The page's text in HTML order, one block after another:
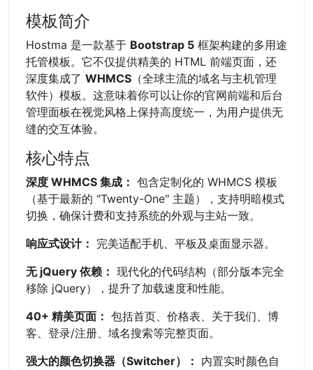
模板简介
Hostma 是一款基于 Bootstrap 5 框架构建的多用途
托管模板。它不仅提供精美的 HTML 前端页面，还
深度集成了 WHMCS （全球主流的域名与主机管理
软件）模板。这意味着你可以让你的官网前端和后台
管理面板在视觉风格上保持高度统一，为用户提供无
缝的交互体验。
核心特点
深度 WHMCS 集成： 包含定制化的 WHMCS 模板
（基于最新的 "Twenty-One" 主题），支持明暗模式
切换，确保计费和支持系统的外观与主站一致。
响应式设计： 完美适配手机、平板及桌面显示器。
无 jQuery 依赖： 现代化的代码结构（部分版本完全
移除 jQuery），提升了加载速度和性能。
40+ 精美页面： 包括首页、价格表、关于我们、博
客、登录/注册、域名搜索等完整页面。
强大的颜色切换器（Switcher）： 内置实时颜色自